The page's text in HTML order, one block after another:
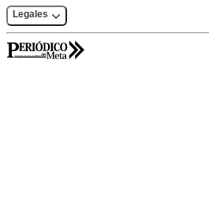
Legales